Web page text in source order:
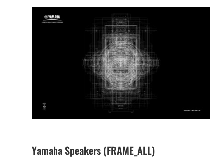
Yamaha Speakers (FRAME_ALL)